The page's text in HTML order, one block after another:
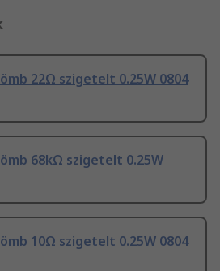
22Ω szigetelt 0.25W 0804
68kΩ szigetelt 0.25W
10Ω szigetelt 0.25W 0804